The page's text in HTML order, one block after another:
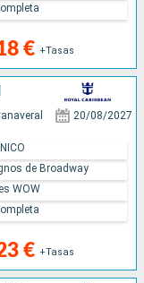
€ +Tasas
20/08/2027
€ +Tasas
de Broadway
WOW